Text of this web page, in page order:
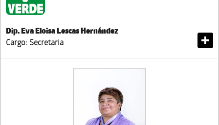
Dip. Eva Eloisa Lescas Hernández
Cargo: Secretaria